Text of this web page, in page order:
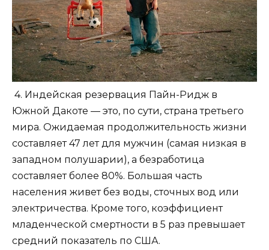
4. Индейская резервация Пайн-Ридж в
Южной Дакоте — это, по сути, страна третьего
мира. Ожидаемая продолжительность жизни
составляет 47 лет для мужчин (самая низкая в
западном полушарии), а безработица
составляет более 80%. Большая часть
населения живет без воды, сточных вод или
электричества. Кроме того, коэффициент
младенческой смертности в 5 раз превышает
средний показатель по США.